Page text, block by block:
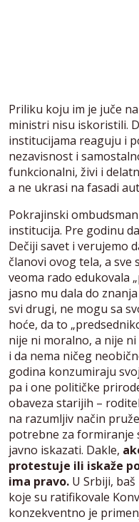
Priliku koju im je juče
ministri nisu iskoristili.
institucijama reaguju i
nezavisnost i
funkcionalni, živi i
a ne ukrasi na fasadi
Pokrajinski
institucija. Pre godinu
Dečiji savet i verujemo
članovi ovog tela, a sve
veoma rado edukovala
jasno mu dala do
svi drugi, ne mogu sa
hoće, da to
nije ni moralno, a nije
i da nema ničeg
godina konzumiraju
pa i one političke
obaveza starijih –
na razumljiv način
potrebne za formiranje
javno iskazati. Dakle,
protestuje ili iskaže
ima pravo. U Srbiji,
koje su ratifikovale
konzekventno je